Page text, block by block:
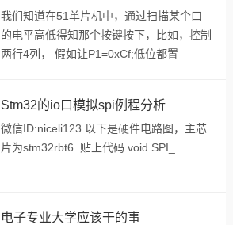
我们知道在51单片机中，通过扫描某个口
的电平高低得知那个按键按下，比如，控制
两行4列， 假如让P1=0xCf;低位都置
Stm32的io口模拟spi例程分析
微信ID:niceli123 以下是硬件电路图，主芯
片为stm32rbt6. 贴上代码 void SPI_...
电子专业大学应该干的事